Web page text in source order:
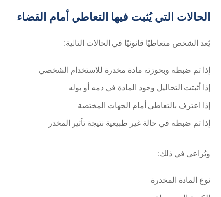
الحالات التي يُثبت فيها التعاطي أمام القضاء
يُعد الشخص متعاطيًا قانونيًا في الحالات التالية:
إذا تم ضبطه وبحوزته مادة مخدرة للاستخدام الشخصي
إذا أثبتت التحاليل وجود المادة في دمه أو بوله
إذا اعترف بالتعاطي أمام الجهات المختصة
إذا تم ضبطه في حالة غير طبيعية نتيجة تأثير المخدر
ويُراعى في ذلك:
نوع المادة المخدرة